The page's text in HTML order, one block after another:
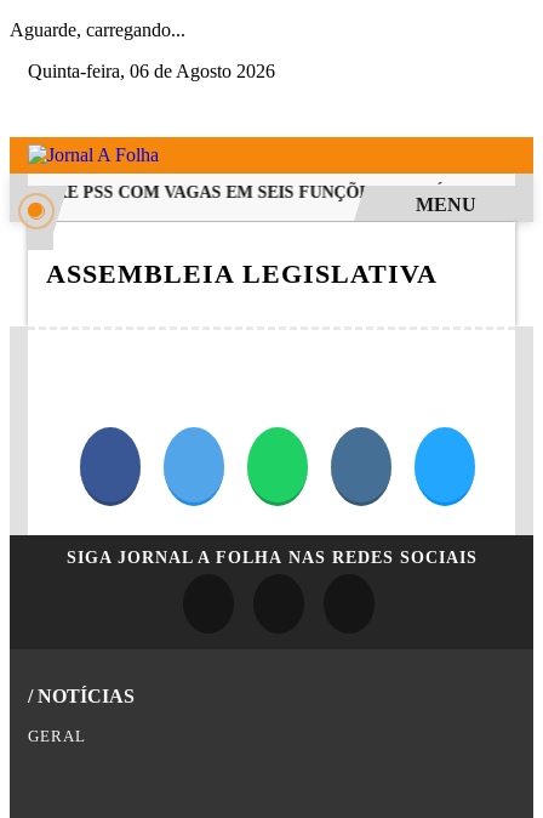
Aguarde, carregando...
Quinta-feira, 06 de Agosto 2026
ABRE PSS COM VAGAS EM SEIS FUNÇÕES E SALÁRIOS QUE
MENU
ASSEMBLEIA LEGISLATIVA
SIGA JORNAL A FOLHA NAS REDES SOCIAIS
/ NOTÍCIAS
GERAL